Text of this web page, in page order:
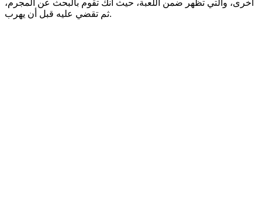
أخرى، والتي تظهر ضمن اللعبة، حيث أنك تقوم بالبحث عن المجرم،
ثم تقضي عليه قبل أن يهرب.